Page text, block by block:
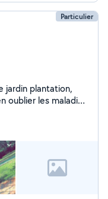
Particulier
jardin plantation,
oublier les maladies
doctor Garden